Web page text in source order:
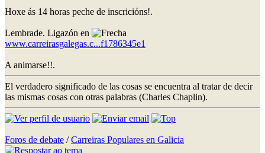
Hoxe ás 14 horas peche de inscricións!.
Lembrade. Ligazón en
www.carreirasgalegas.c...f1786345e1
A animarse!!.
El verdadero significado de las cosas se encuentra al tratar de decir
las mismas cosas con otras palabras (Charles Chaplin).
Foros de debate /Carreiras Populares en Galicia